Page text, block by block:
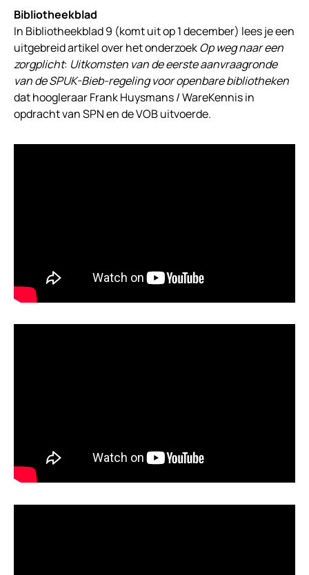
Bibliotheekblad
In Bibliotheekblad 9 (komt uit op 1 december) lees je een
uitgebreid artikel over het onderzoekOp weg naar een
zorgplicht: Uitkomsten van de eerste aanvraagronde
van de SPUK-Bieb-regeling voor openbare bibliotheken
dat hoogleraar Frank Huysmans / WareKennis in
opdracht van SPN en de VOB uitvoerde.